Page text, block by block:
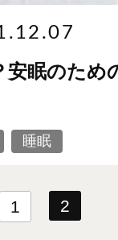
眠のため
睡眠
1 2